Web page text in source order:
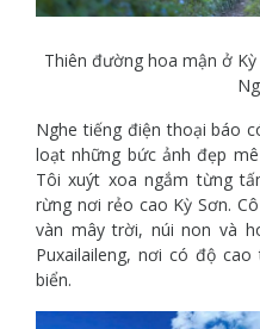
Thiên đường hoa mận ở Kỳ
Nghe tiếng điện thoại báo
loạt những bức ảnh đẹp
Tôi xuýt xoa ngắm từng
rừng nơi rẻo cao Kỳ Sơn.
vàn mây trời, núi non và
Puxailaileng, nơi có độ
biển.